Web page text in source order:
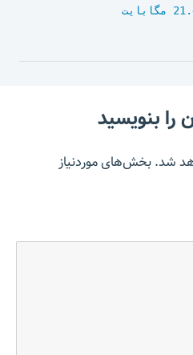
را بنویسید
شد.بخش‌های موردنیاز